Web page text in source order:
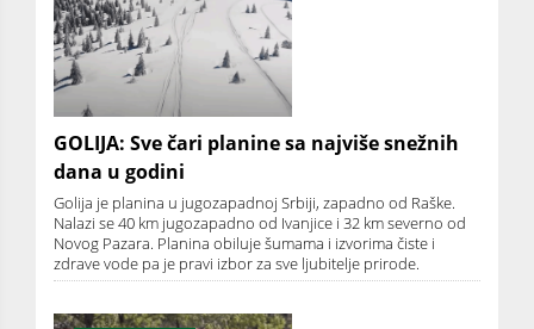
GOLIJA: Sve čari planine sa najviše snežnih
dana u godini
Golija je planina u jugozapadnoj Srbiji, zapadno od Raške.
Nalazi se 40 km jugozapadno od Ivanjice i 32 km severno od
Novog Pazara. Planina obiluje šumama i izvorima čiste i
zdrave vode pa je pravi izbor za sve ljubitelje prirode.